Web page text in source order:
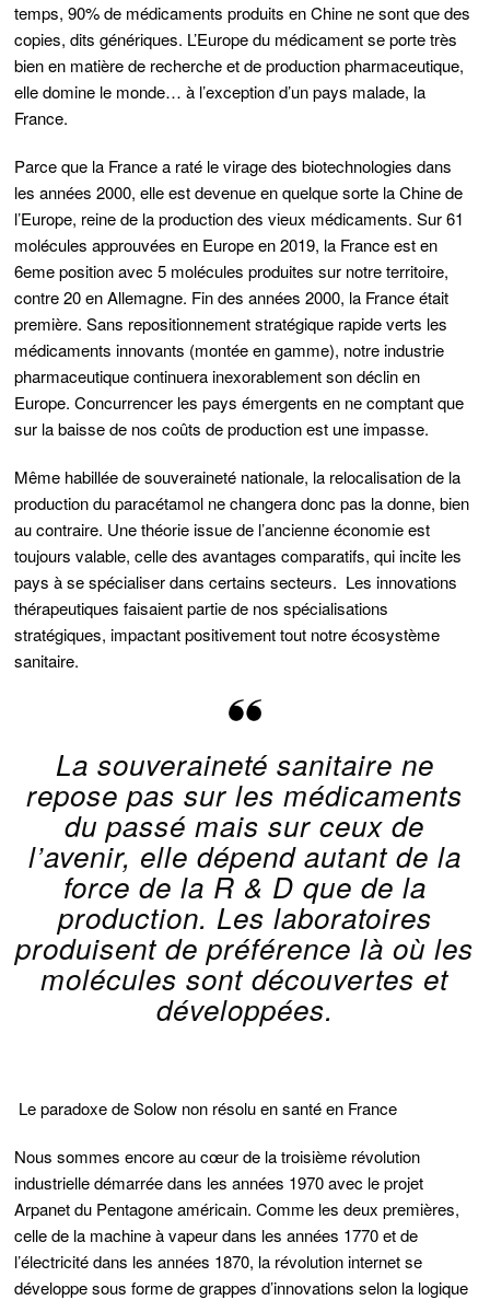
temps, 90% de médicaments produits en Chine ne sont que des
copies, dits génériques. L’Europe du médicament se porte très
bien en matière de recherche et de production pharmaceutique,
elle domine le monde… à l’exception d’un pays malade, la
France.
Parce que la France a raté le virage des biotechnologies dans
les années 2000, elle est devenue en quelque sorte la Chine de
l’Europe, reine de la production des vieux médicaments. Sur 61
molécules approuvées en Europe en 2019, la France est en
6eme position avec 5 molécules produites sur notre territoire,
contre 20 en Allemagne. Fin des années 2000, la France était
première. Sans repositionnement stratégique rapide verts les
médicaments innovants (montée en gamme), notre industrie
pharmaceutique continuera inexorablement son déclin en
Europe. Concurrencer les pays émergents en ne comptant que
sur la baisse de nos coûts de production est une impasse.
Même habillée de souveraineté nationale, la relocalisation de la
production du paracétamol ne changera donc pas la donne, bien
au contraire. Une théorie issue de l’ancienne économie est
toujours valable, celle des avantages comparatifs, qui incite les
pays à se spécialiser dans certains secteurs. Les innovations
thérapeutiques faisaient partie de nos spécialisations
stratégiques, impactant positivement tout notre écosystème
sanitaire.
La souveraineté sanitaire ne
repose pas sur les médicaments
du passé mais sur ceux de
l’avenir, elle dépend autant de la
force de la R & D que de la
production. Les laboratoires
produisent de préférence là où les
molécules sont découvertes et
développées.
Le paradoxe de Solow non résolu en santé en France
Nous sommes encore au cœur de la troisième révolution
industrielle démarrée dans les années 1970 avec le projet
Arpanet du Pentagone américain. Comme les deux premières,
celle de la machine à vapeur dans les années 1770 et de
l’électricité dans les années 1870, la révolution internet se
développe sous forme de grappes d’innovations selon la logique